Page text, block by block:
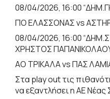
08/04/2026, 16:00
ΠΟ ΕΛΑΣΣΟΝΑΣ vs
08/04/2026, 16:00
ΧΡΗΣΤΟΣ
ΑΟ ΤΡΙΚΑΛΑ vs ΠΑΣ
Στα play out τις
να εξαντλήσει η ΑΕ Νέας